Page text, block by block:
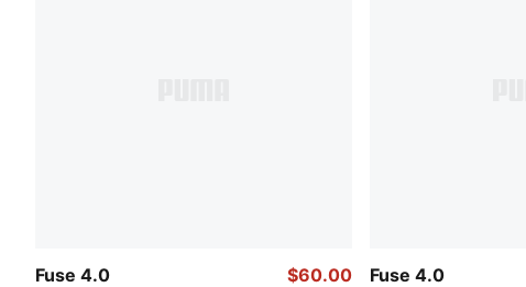
Fuse 4.0
$60.00
Fuse 4.0